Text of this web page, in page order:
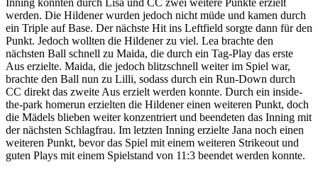
werden. Die Hildener wurden jedoch nicht müde und kamen durch
ein Triple auf Base. Der nächste Hit ins Leftfield sorgte dann für den
Punkt. Jedoch wollten die Hildener zu viel. Lea brachte den
nächsten Ball schnell zu Maida, die durch ein Tag-Play das erste
Aus erzielte. Maida, die jedoch blitzschnell weiter im Spiel war,
brachte den Ball nun zu Lilli, sodass durch ein Run-Down durch
CC direkt das zweite Aus erzielt werden konnte. Durch ein inside-
the-park homerun erzielten die Hildener einen weiteren Punkt, doch
die Mädels blieben weiter konzentriert und beendeten das Inning mit
der nächsten Schlagfrau. Im letzten Inning erzielte Jana noch einen
weiteren Punkt, bevor das Spiel mit einem weiteren Strikeout und
guten Plays mit einem Spielstand von 11:3 beendet werden konnte.